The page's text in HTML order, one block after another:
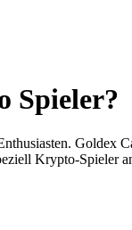
Spieler?
Goldex
Krypto-Spieler